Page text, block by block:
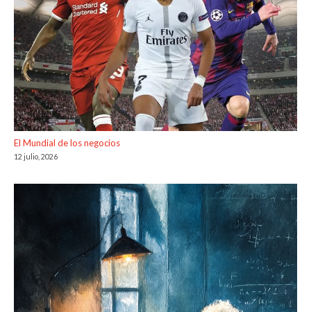
El Mundial de los negocios
12 julio, 2026